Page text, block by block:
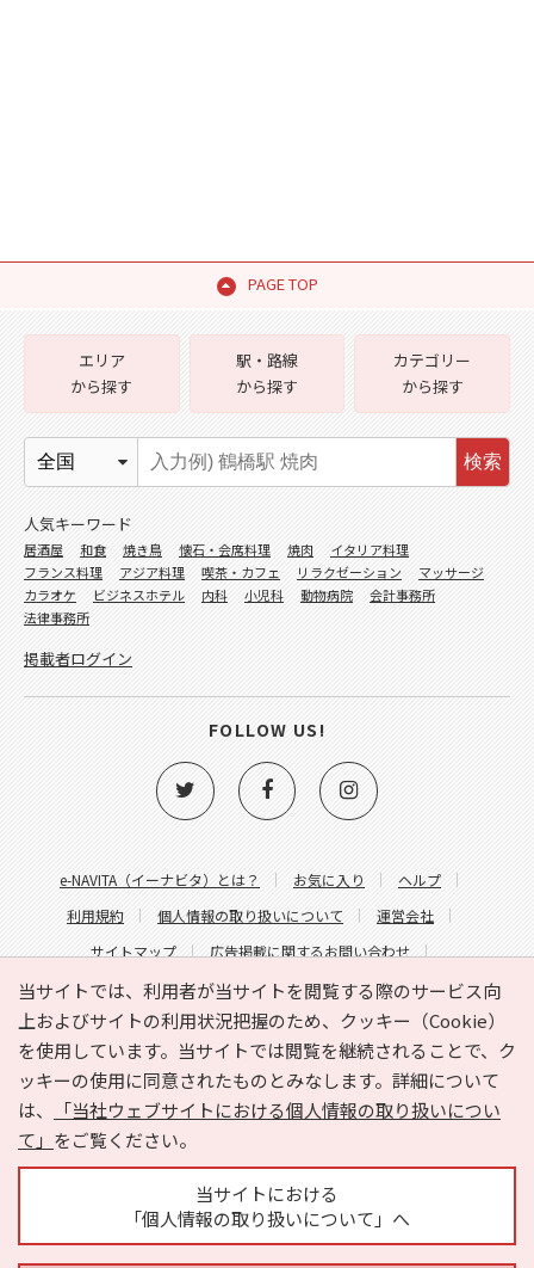
PAGE TOP
当サイトでは、利用者が当サイトを閲覧する際のサービス向
上およびサイトの利用状況把握のため、クッキー（Cookie）
を使用しています。当サイトでは閲覧を継続されることで、ク
ッキーの使用に同意されたものとみなします。詳細について
は、
「当社ウェブサイトにおける個人情報の取り扱いについ
て」 をご覧ください。
当サイトにおける
「個人情報の取り扱いについて」へ
e-NAVITA（イーナビタ）とは？ お気に入り
ヘルプ
利用規約
個人情報の取り扱いについて
運営会社
サイトマップ
広告掲載に関するお問い合わせ
サイトの内容に関するお問い合わせ
エリア
から探す
駅・路線
から探す
カテゴリー
から探す
検索
人気キーワード
居酒屋 和食 焼き鳥 懐石・会席料理 焼肉
イタリア料理
フランス料理
アジア料理 喫茶・カフェ リラクゼーション
マッサージ
カラオケ
ビジネスホテル 内科 小児科 動物病院
会計事務所
法律事務所
掲載者ログイン
FOLLOW US!
Copyright © HYOJITO.Co.,Ltd. All Rights Reserved.